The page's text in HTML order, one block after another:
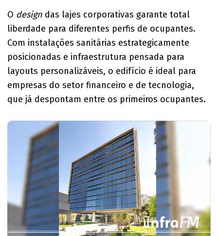
O design das lajes corporativas garante total
liberdade para diferentes perfis de ocupantes.
Com instalações sanitárias estrategicamente
posicionadas e infraestrutura pensada para
layouts personalizáveis, o edifício é ideal para
empresas do setor financeiro e de tecnologia,
que já despontam entre os primeiros ocupantes.